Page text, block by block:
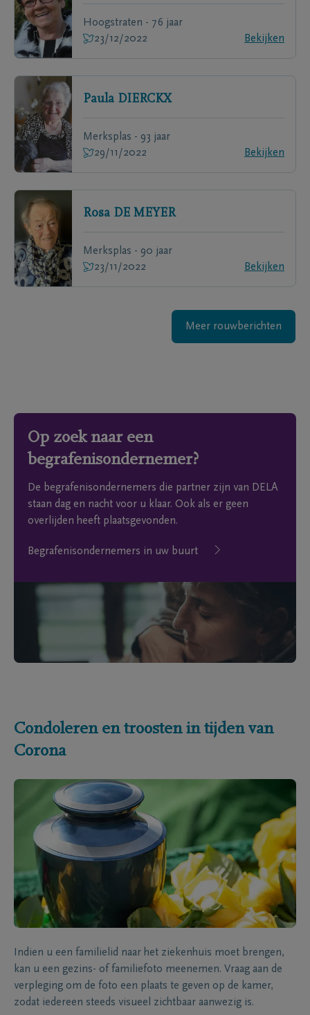
Hoogstraten - 76 jaar
23/12/2022
Bekijken
Paula DIERCKX
Merksplas - 93 jaar
29/11/2022
Bekijken
Rosa DE MEYER
Merksplas - 90 jaar
23/11/2022
Bekijken
Meer rouwberichten
Op zoek naar een
begrafenisondernemer?
De begrafenisondernemers die partner zijn van DELA
staan dag en nacht voor u klaar. Ook als er geen
overlijden heeft plaatsgevonden.
Begrafenisondernemers in uw buurt
Condoleren en troosten in tijden van
Corona
Indien u een familielid naar het ziekenhuis moet brengen,
kan u een gezins- of familiefoto meenemen. Vraag aan de
verpleging om de foto een plaats te geven op de kamer,
zodat iedereen steeds visueel zichtbaar aanwezig is.